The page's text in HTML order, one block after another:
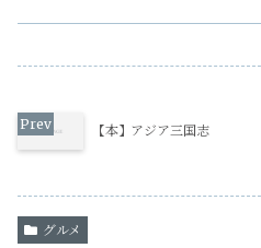
【本】アジア三国志
グルメ